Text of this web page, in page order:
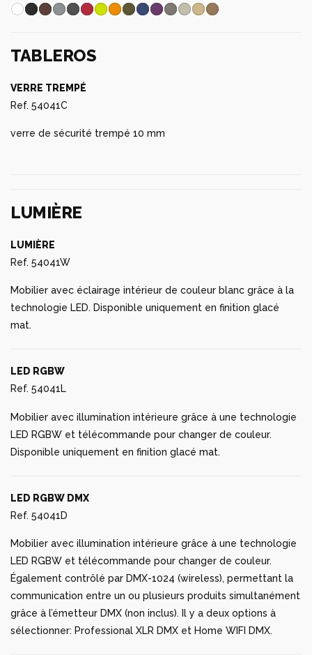
TABLEROS
VERRE TREMPÉ
Ref. 54041C
verre de sécurité trempé 10 mm
LUMIÈRE
LUMIÈRE
Ref. 54041W
Mobilier avec éclairage intérieur de couleur blanc grâce à la
technologie LED. Disponible uniquement en finition glacé
mat.
LED RGBW
Ref. 54041L
Mobilier avec illumination intérieure grâce à une technologie
LED RGBW et télécommande pour changer de couleur.
Disponible uniquement en finition glacé mat.
LED RGBW DMX
Ref. 54041D
Mobilier avec illumination intérieure grâce à une technologie
LED RGBW et télécommande pour changer de couleur.
Également contrôlé par DMX-1024 (wireless), permettant la
communication entre un ou plusieurs produits simultanément
grâce à l’émetteur DMX (non inclus). Il y a deux options à
sélectionner: Professional XLR DMX et Home WIFI DMX.